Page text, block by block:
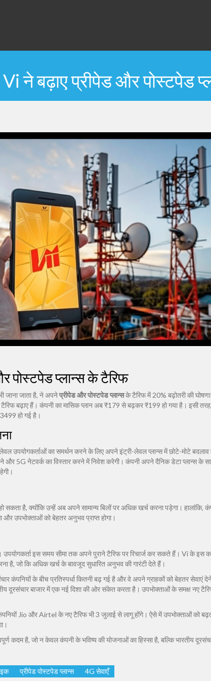
Vi ने बढ़ाए प्रीपेड और पोस्टपेड
पोस्टपेड प्लान्स के टैरिफ
जाता है, ने अपनेप्रीपेड और पोस्टपेड प्लान्सके टैरिफ में 20% बढ़ोतरी की
बढ़ाए हैं। कंपनी का मासिक प्लान अब ₹179 से बढ़कर ₹199 हो गया है। इसी
हो गई है।
उपयोगकर्ताओं का समर्थन करने के लिए अपने इंट्री-लेवल प्लान्स में छोटे-मोटे
और 5G नेटवर्क का विस्तार करने में निवेश करेगी। कंपनी अपने दैनिक डेटा प्लान्स के
है, क्योंकि उन्हें अब अपने सामान्य बिलों पर अधिक खर्च करना पड़ेगा। हालांकि,
और उपभोक्ताओं को बेहतर अनुभव प्राप्त होगा।
इस समय सीमा तक अपने पुराने टैरिफ पर रिचार्ज कर सकते हैं। Vi के इस
है, जो कि अधिक खर्च के बावजूद सुधारित अनुभव की गारंटी देते हैं।
कंपनियों के बीच प्रतिस्पर्धा कितनी बढ़ गई है और वे अपने ग्राहकों को बेहतर सेवाएं
दूरसंचार बाजार में एक नई दिशा की ओर संकेत करता है। उपभोक्ताओं के समक्ष नए
Jio और Airtel के नए टैरिफ भी 3 जुलाई से लागू होंगे। ऐसे में उपभोक्ताओं को
कदम है, जो न केवल कंपनी के भविष्य की योजनाओं का हिस्सा है, बल्कि भारतीय
प्रीपेड पोस्टपेड प्लान्स 4G सेवाएँ